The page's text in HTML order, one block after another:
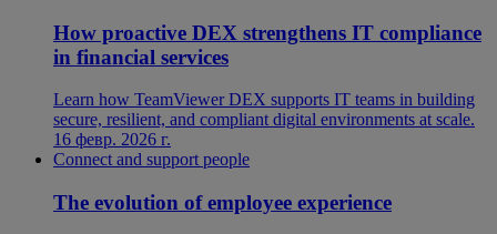
How proactive DEX strengthens IT compliance
in financial services
Learn how TeamViewer DEX supports IT teams in building
secure, resilient, and compliant digital environments at scale.
16 февр. 2026 г.
Connect and support people
The evolution of employee experience